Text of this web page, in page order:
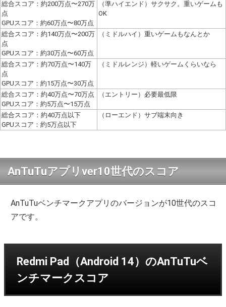
総合スコア：約200万点〜270万
点
GPUスコア：約60万点〜80万点
（準ハイエンド）サクサク。重いゲームも
OK
総合スコア：約140万点〜200万
点
GPUスコア：約30万点〜60万点
（ミドルハイ）重いゲームもなんとか
総合スコア：約70万点〜140万
点
GPUスコア：約15万点〜30万点
（ミドルレンジ）軽いゲームくらいなら
総合スコア：約40万点〜70万点
GPUスコア：約5万点〜15万点
（エントリー）必要最低限
総合スコア：約40万点以下
GPUスコア：約5万点以下
（ローエンド）サブ端末向き
AnTuTuアプリver10世代のスコア
AnTuTuベンチマークアプリのバージョンが10世代のスコ
アです。
Redmi Pad（Android 14）のAnTuTuベ
ンチマークスコア